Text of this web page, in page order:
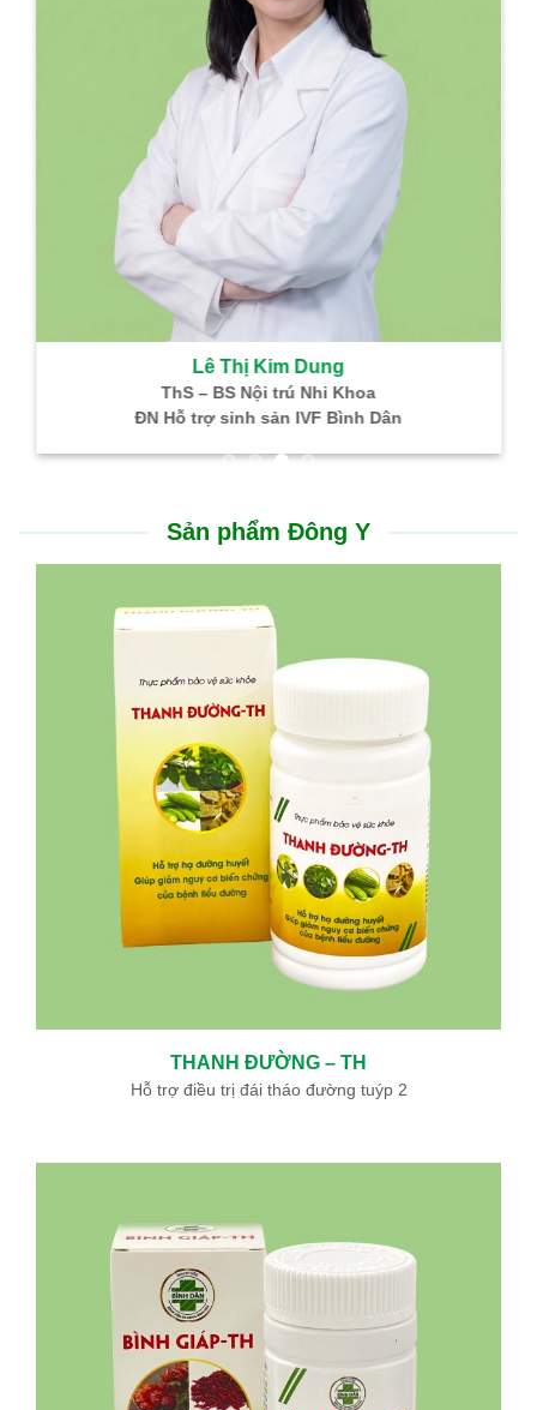
Lê Thị Kim Dung
ThS – BS Nội trú Nhi Khoa
ĐN Hỗ trợ sinh sản IVF Bình Dân
Sản phẩm Đông Y
THANH ĐƯỜNG – TH
Hỗ trợ điều trị đái tháo đường tuýp 2